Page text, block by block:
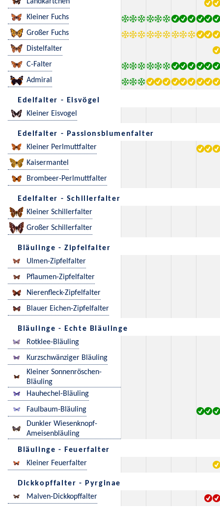
Kleiner Fuchs
Großer Fuchs
Distelfalter
C-Falter
Admiral
Edelfalter - Eisvögel
Kleiner Eisvogel
Edelfalter - Passionsblumenfalter
Kleiner Perlmuttfalter
Kaisermantel
Brombeer-Perlmuttfalter
Edelfalter - Schillerfalter
Kleiner Schillerfalter
Großer Schillerfalter
Bläulinge - Zipfelfalter
Ulmen-Zipfelfalter
Pflaumen-Zipfelfalter
Nierenfleck-Zipfelfalter
Blauer Eichen-Zipfelfalter
Bläulinge - Echte Bläulinge
Rotklee-Bläuling
Kurzschwänziger Bläuling
Kleiner Sonnenröschen-
Bläuling
Hauhechel-Bläuling
Faulbaum-Bläuling
Dunkler Wiesenknopf-
Ameisenbläuling
Bläulinge - Feuerfalter
Kleiner Feuerfalter
Dickkopffalter - Pyrginae
Malven-Dickkopffalter